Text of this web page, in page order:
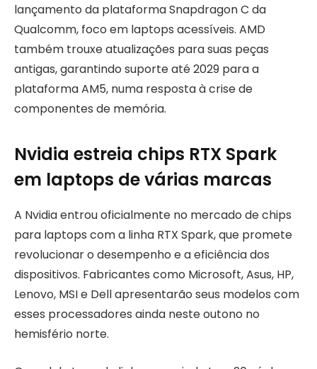
lançamento da plataforma Snapdragon C da
Qualcomm, foco em laptops acessíveis. AMD
também trouxe atualizações para suas peças
antigas, garantindo suporte até 2029 para a
plataforma AM5, numa resposta à crise de
componentes de memória.
Nvidia estreia chips RTX Spark
em laptops de várias marcas
A Nvidia entrou oficialmente no mercado de chips
para laptops com a linha RTX Spark, que promete
revolucionar o desempenho e a eficiência dos
dispositivos. Fabricantes como Microsoft, Asus, HP,
Lenovo, MSI e Dell apresentarão seus modelos com
esses processadores ainda neste outono no
hemisfério norte.